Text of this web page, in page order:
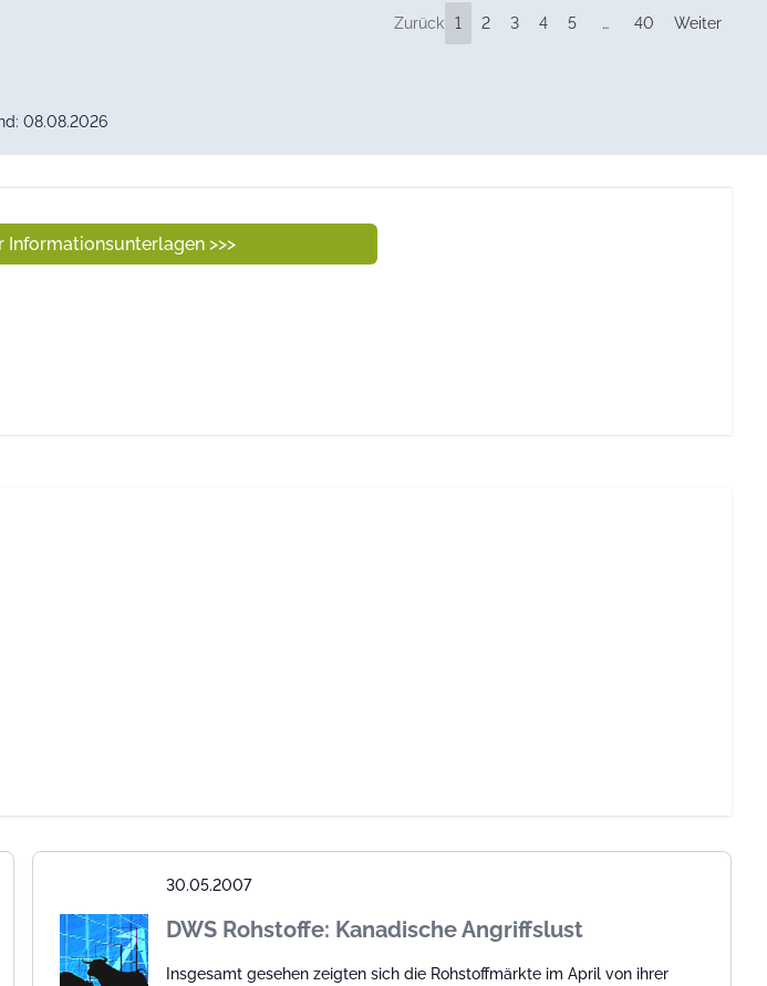
Zurück 1 2 3 4 5 … 40 Weiter
08.08.2026
>>>
30.05.2007
DWS Rohstoffe: Kanadische Angriffslust
Insgesamt gesehen zeigten sich die Rohstoffmärkte im April von ihrer